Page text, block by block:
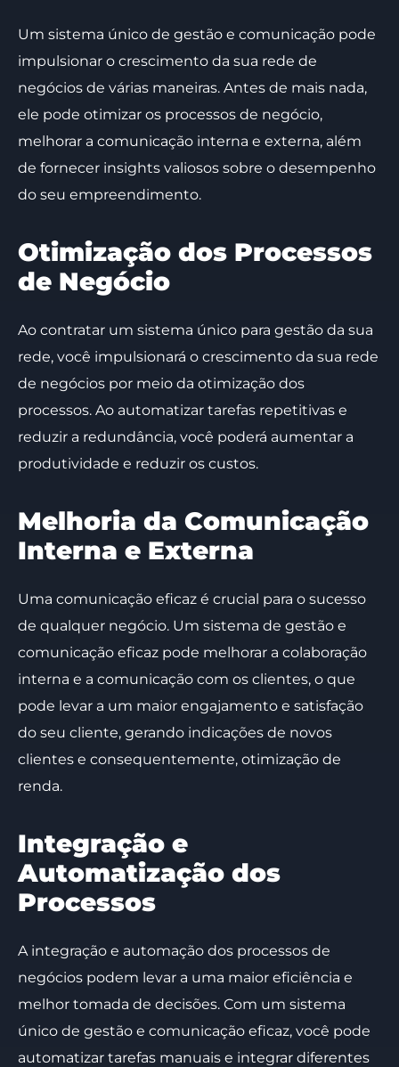
Um sistema único de gestão e comunicação pode
impulsionar o crescimento da sua rede de
negócios de várias maneiras. Antes de mais nada,
ele pode otimizar os processos de negócio,
melhorar a comunicação interna e externa, além
de fornecer insights valiosos sobre o desempenho
do seu empreendimento.
Otimização dos Processos
de Negócio
Ao contratar um sistema único para gestão da sua
rede, você impulsionará o crescimento da sua rede
de negócios por meio da otimização dos
processos. Ao automatizar tarefas repetitivas e
reduzir a redundância, você poderá aumentar a
produtividade e reduzir os custos.
Melhoria da Comunicação
Interna e Externa
Uma comunicação eficaz é crucial para o sucesso
de qualquer negócio. Um sistema de gestão e
comunicação eficaz pode melhorar a colaboração
interna e a comunicação com os clientes, o que
pode levar a um maior engajamento e satisfação
do seu cliente, gerando indicações de novos
clientes e consequentemente, otimização de
renda.
Integração e
Automatização dos
Processos
A integração e automação dos processos de
negócios podem levar a uma maior eficiência e
melhor tomada de decisões. Com um sistema
único de gestão e comunicação eficaz, você pode
automatizar tarefas manuais e integrar diferentes